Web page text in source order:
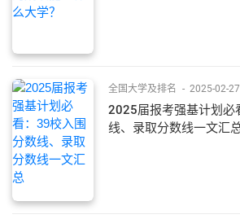
全国大学及排名 - 2025-02-27
2025届报考强基计划必
线、录取分数线一文汇